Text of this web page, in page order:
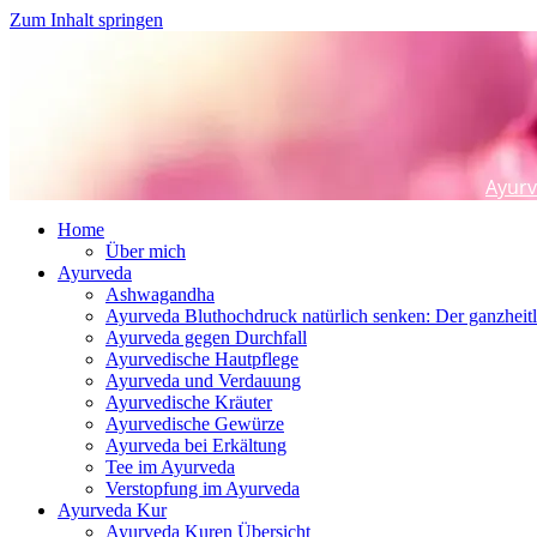
Zum Inhalt springen
Home
Über mich
Ayurveda
Ashwagandha
Ayurveda Bluthochdruck natürlich senken: Der
Ayurveda gegen Durchfall
Ayurvedische Hautpflege
Ayurveda und Verdauung
Ayurvedische Kräuter
Ayurvedische Gewürze
Ayurveda bei Erkältung
Tee im Ayurveda
Verstopfung im Ayurveda
Ayurveda Kur
Ayurveda Kuren Übersicht